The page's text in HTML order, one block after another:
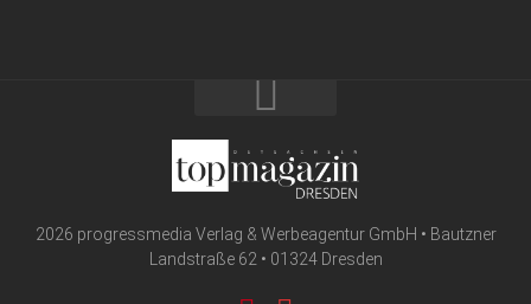
2026 progressmedia Verlag & Werbeagentur GmbH • Bautzner
Landstraße 62 • 01324 Dresden